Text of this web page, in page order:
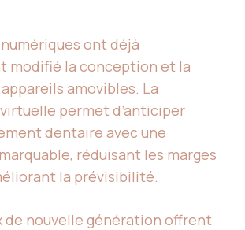
ont déjà
modifié la conception et la
amovibles. La
permet d’anticiper
dentaire avec une
réduisant les marges
la prévisibilité.
de nouvelle génération offrent